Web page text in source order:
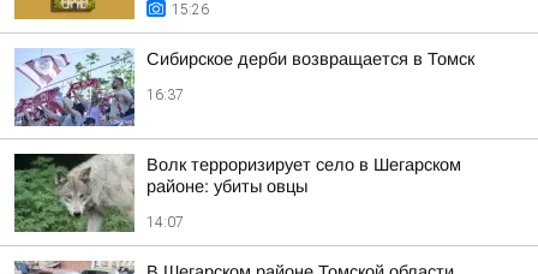
15:26
Сибирское дерби возвращается в Томск
16:37
Волк терроризирует село в Шегарском
районе: убиты овцы
14:07